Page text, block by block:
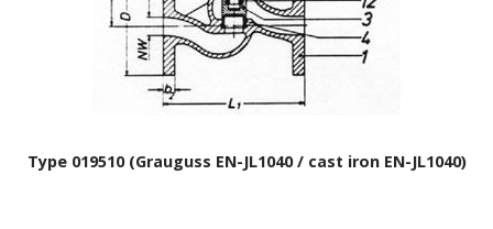
Type 019510 (Grauguss EN-JL1040 / cast iron EN-JL1040)